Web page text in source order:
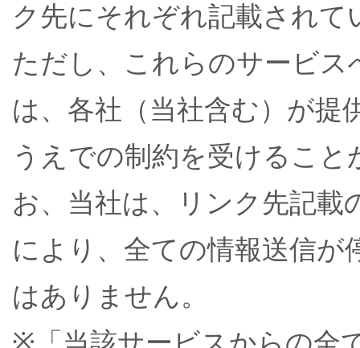
ク先にそれぞれ記載されて
ただし、これらのサービ
は、各社（当社含む）が提
うえでの制約を受けるこ
お、当社は、リンク先記載
により、全ての情報送信
はありません。